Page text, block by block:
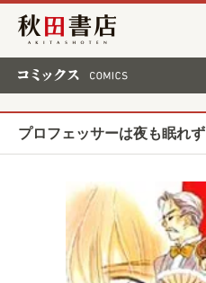
秋田書店
プロフェッサーは夜も眠れず